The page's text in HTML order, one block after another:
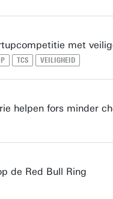
met
TCS VEILIGHEID
helpen fors minder
de Red Bull Ring